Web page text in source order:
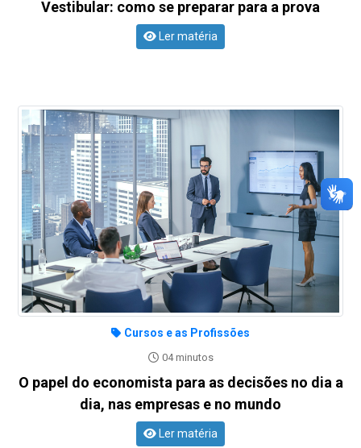
Vestibular: como se preparar para a prova
Ler matéria
Cursos e as Profissões
04 minutos
O papel do economista para as decisões no dia a
dia, nas empresas e no mundo
Ler matéria